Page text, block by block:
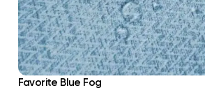
Favorite Blue Fog